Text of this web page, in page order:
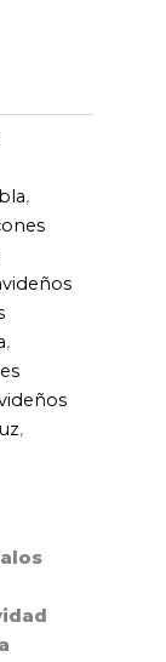
,
,
,